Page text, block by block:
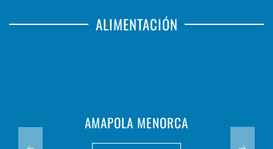
ALIMENTACIÓN
AMAPOLA MENORCA